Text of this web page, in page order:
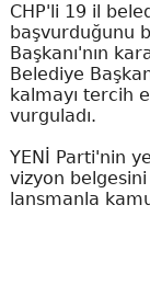
CHP'li 19 il
başvurduğunu
Başkanı'nın
Belediye
kalmayı tercih
vurguladı.
YENİ Parti'nin
vizyon
lansmanla